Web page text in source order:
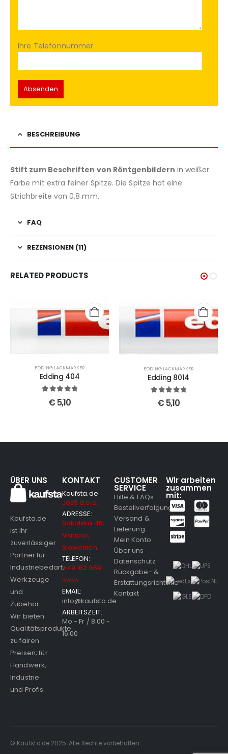
Ihre Telefonnummer
BESCHREIBUNG
Stift zum Beschriften von Röntgenbildern in weißer
Farbe mit extra feiner Spitze. Die Spitze hat eine
Strichbreite von 0,8 mm.
FAQ
REZENSIONEN (11)
RELATED PRODUCTS
EDDING LACKMARKER
Edding 404
out of 5
€5,10
EDDING LACKMARKER
Edding 8014
out of 5
€5,10
ÜBER UNS
Kaufsta.de
ist Ihr
zuverlässiger
Partner für
Industriebedarf,
Werkzeuge
und
Zubehör.
Wir bieten
Qualitätsprodukte
zu fairen
Preisen; für
Handwerk,
Industrie
und Profis.
KONTAKT
Kaufsta.de
JosS d.o.o.
ADRESSE:
Sokolska 45,
Maribor,
Slowenien
TELEFON:
+49 162 669
5555
EMAIL:
info@kaufsta.de
ARBEITSZEIT:
Mo - Fr / 8:00 -
16:00
CUSTOMER
SERVICE
Hilfe & FAQs
Bestellverfolgung
Versand &
Lieferung
Mein Konto
Über uns
Datenschutz
Rückgabe- &
Erstattungsrichtlinie
Kontakt
Wir arbeiten
zusammen
mit:
© Kaufsta.de 2025. Alle Rechte vorbehalten